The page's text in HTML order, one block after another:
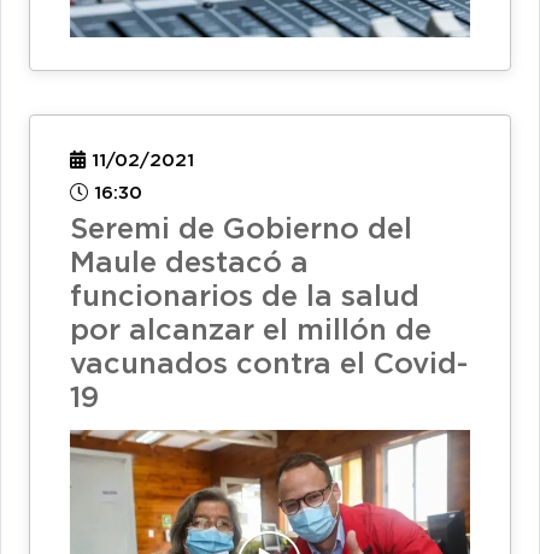
11/02/2021
16:30
Seremi de Gobierno del
Maule destacó a
funcionarios de la salud
por alcanzar el millón de
vacunados contra el Covid-
19